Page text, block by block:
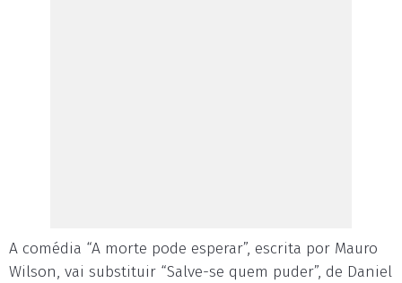
A comédia “A morte pode esperar”, escrita por Mauro
Wilson, vai substituir “Salve-se quem puder”, de Daniel